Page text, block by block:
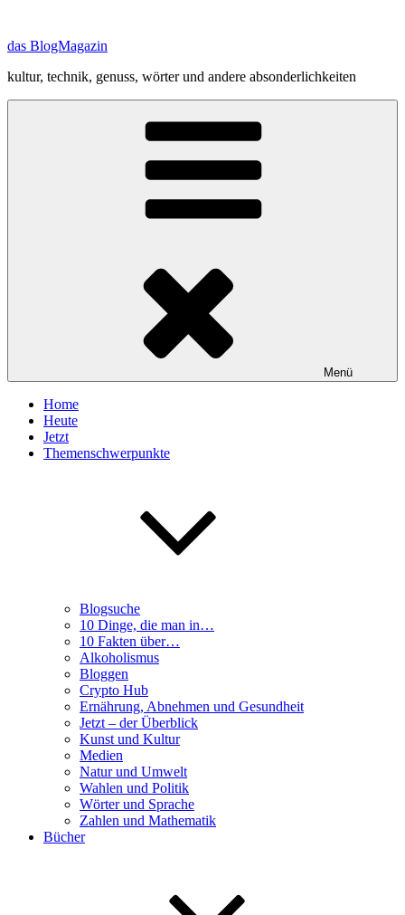
springen
das BlogMagazin
kultur, technik, genuss, wörter und andere absonderlichkeiten
Menü
Home
Heute
Jetzt
Themenschwerpunkte
Blogsuche
10 Dinge, die man in…
10 Fakten über…
Alkoholismus
Bloggen
Crypto Hub
Ernährung, Abnehmen und Gesundheit
Jetzt – der Überblick
Kunst und Kultur
Medien
Natur und Umwelt
Wahlen und Politik
Wörter und Sprache
Zahlen und Mathematik
Bücher